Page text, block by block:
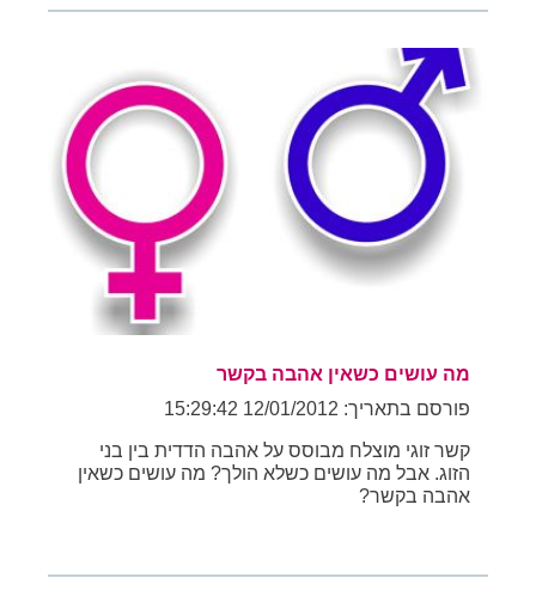
מה עושים כשאין אהבה בקשר
פורסם בתאריך: 12/01/2012 15:29:42
קשר זוגי מוצלח מבוסס על אהבה הדדית בין בני
הזוג. אבל מה עושים כשלא הולך? מה עושים כשאין
אהבה בקשר?